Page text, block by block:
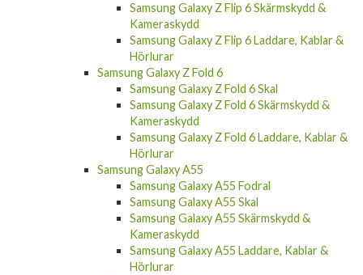
Samsung Galaxy Z Flip 6 Skärmskydd &
Kameraskydd
Samsung Galaxy Z Flip 6 Laddare, Kablar &
Hörlurar
Samsung Galaxy Z Fold 6
Samsung Galaxy Z Fold 6 Skal
Samsung Galaxy Z Fold 6 Skärmskydd &
Kameraskydd
Samsung Galaxy Z Fold 6 Laddare, Kablar &
Hörlurar
Samsung Galaxy A55
Samsung Galaxy A55 Fodral
Samsung Galaxy A55 Skal
Samsung Galaxy A55 Skärmskydd &
Kameraskydd
Samsung Galaxy A55 Laddare, Kablar &
Hörlurar